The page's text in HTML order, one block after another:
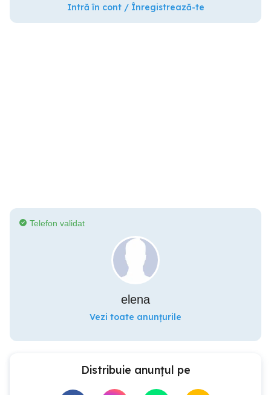
Intră în cont / Înregistrează-te
Telefon validat
elena
Vezi toate anunțurile
Distribuie anunțul pe